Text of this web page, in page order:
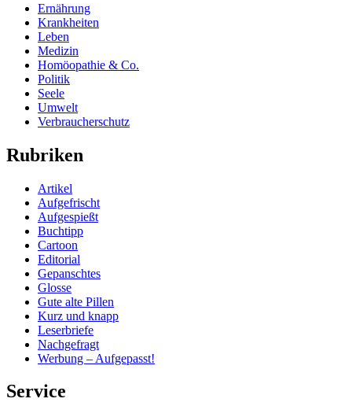
Ernährung
Krankheiten
Leben
Medizin
Homöopathie & Co.
Politik
Seele
Umwelt
Verbraucherschutz
Rubriken
Artikel
Aufgefrischt
Aufgespießt
Buchtipp
Cartoon
Editorial
Gepanschtes
Glosse
Gute alte Pillen
Kurz und knapp
Leserbriefe
Nachgefragt
Werbung – Aufgepasst!
Service